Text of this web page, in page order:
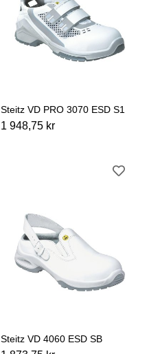
Steitz VD PRO 3070 ESD S1
1 948,75 kr
Steitz VD 4060 ESD SB